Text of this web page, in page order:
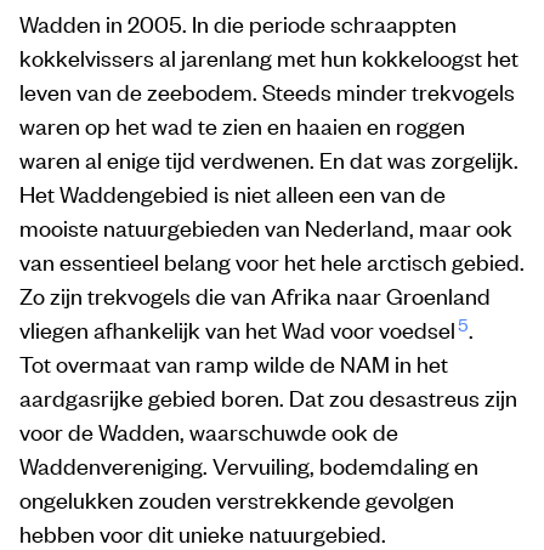
Wadden in 2005. In die periode schraappten
kokkelvissers al jarenlang met hun kokkeloogst het
leven van de zeebodem. Steeds minder trekvogels
waren op het wad te zien en haaien en roggen
waren al enige tijd verdwenen. En dat was zorgelijk.
Het Waddengebied is niet alleen een van de
mooiste natuurgebieden van Nederland, maar ook
van essentieel belang voor het hele arctisch gebied.
Zo zijn trekvogels die van Afrika naar Groenland
vliegen afhankelijk van het Wad voor voedsel5.
Tot overmaat van ramp wilde de NAM in het
aardgasrijke gebied boren. Dat zou desastreus zijn
voor de Wadden, waarschuwde ook de
Waddenvereniging. Vervuiling, bodemdaling en
ongelukken zouden verstrekkende gevolgen
hebben voor dit unieke natuurgebied.